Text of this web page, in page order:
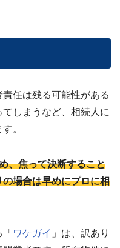
任は残る可能性がある
しまうなど、相続人に
。
、焦って決断すること
場合は早めにプロに相
ワケガイ 」は、訳あり